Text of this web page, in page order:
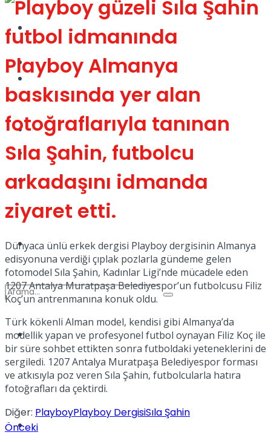
TV
Kadınca
Dünya
Türkiye
Müzik
Sinema
Tatil
Spor
Podcast
No Result
View All Result
Playboy Almanya
baskısında yer alan
fotoğraflarıyla tanınan
Sıla Şahin, futbolcu
arkadaşını idmanda
ziyaret etti.
Dünyaca ünlü erkek dergisi Playboy dergisinin Almanya
edisyonuna verdiği çıplak pozlarla gündeme gelen
fotomodel Sıla Şahin, Kadınlar Ligi’nde mücadele eden
1207 Antalya Muratpaşa Belediyespor’un futbolcusu Filiz
Koç’un antrenmanına konuk oldu.
Türk kökenli Alman model, kendisi gibi Almanya’da
modellik yapan ve profesyonel futbol oynayan Filiz Koç ile
bir süre sohbet ettikten sonra futboldaki yeteneklerini de
sergiledi. 1207 Antalya Muratpaşa Belediyespor forması
ve atkısıyla poz veren Sıla Şahin, futbolcularla hatıra
fotoğrafları da çektirdi.
Diğer: PlayboyPlayboy DergisiSıla Şahin
Önceki